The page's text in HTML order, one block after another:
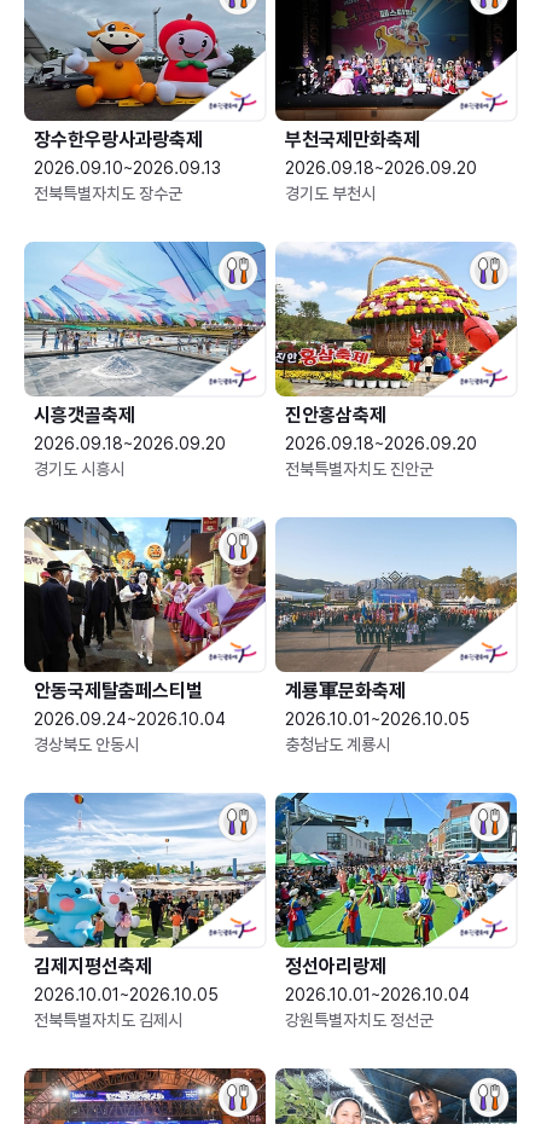
장수한우랑사과랑축제
2026.09.10~2026.09.13
전북특별자치도 장수군
부천국제만화축제
2026.09.18~2026.09.20
경기도 부천시
시흥갯골축제
2026.09.18~2026.09.20
경기도 시흥시
진안홍삼축제
2026.09.18~2026.09.20
전북특별자치도 진안군
안동국제탈춤페스티벌
2026.09.24~2026.10.04
경상북도 안동시
2026.10.01~2026.10.05
충청남도 계룡시
김제지평선축제
2026.10.01~2026.10.05
전북특별자치도 김제시
정선아리랑제
2026.10.01~2026.10.04
강원특별자치도 정선군